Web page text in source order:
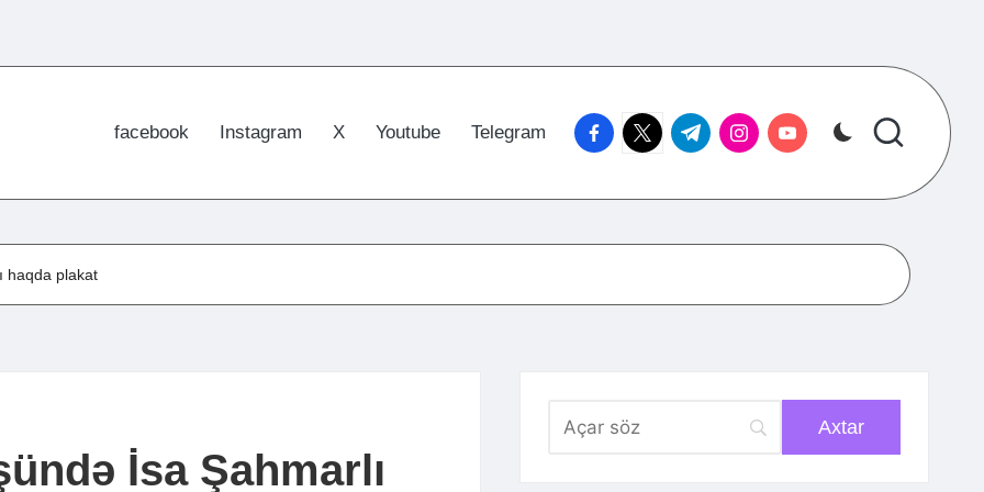
facebook Instagram X Youtube Telegram facebook.com
twitter.com
t.me instagram.com
youtube.com
haqda plakat
İsa Şahmarlı